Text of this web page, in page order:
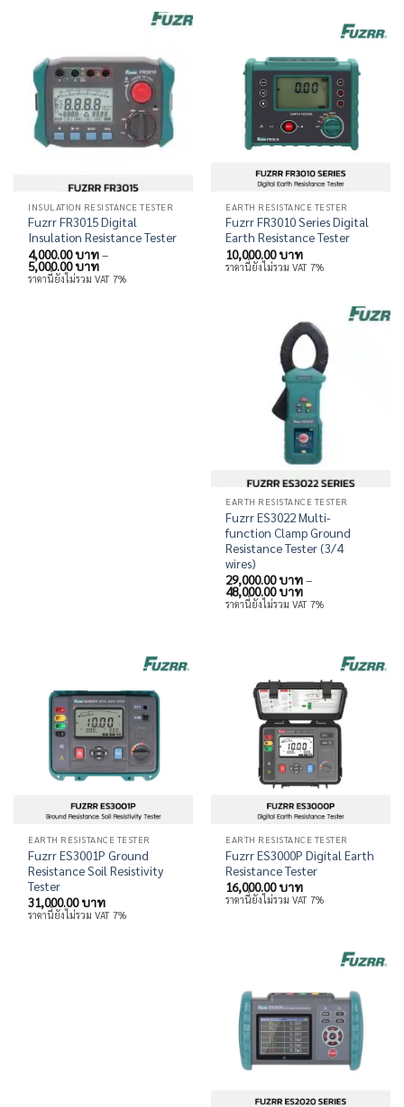
INSULATION RESISTANCE TESTER
Fuzrr FR3015 Digital
Insulation Resistance Tester
4,000.00บาท–
5,000.00บาทPrice
range:
4,000.00 บาท
ราคานี้ยังไม่รวม VAT 7%
EARTH RESISTANCE TESTER
Fuzrr FR3010 Series Digital
Earth Resistance Tester
10,000.00บาท
ราคานี้ยังไม่รวม VAT 7%
EARTH RESISTANCE TESTER
Fuzrr ES3022 Multi-
function Clamp Ground
Resistance Tester (3/4
wires)
29,000.00บาท–
48,000.00บาทPrice
range:
ราคานี้ยังไม่รวม VAT 7%
EARTH RESISTANCE TESTER
Fuzrr ES3001P Ground
Resistance Soil Resistivity
Tester
31,000.00บาท
ราคานี้ยังไม่รวม VAT 7%
EARTH RESISTANCE TESTER
Fuzrr ES3000P Digital Earth
Resistance Tester
16,000.00บาท
ราคานี้ยังไม่รวม VAT 7%